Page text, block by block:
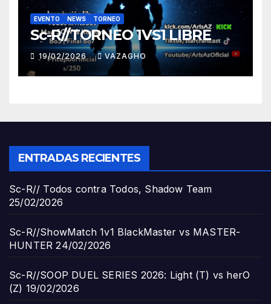
EVENTO NEWS TORNEO
Sc-R//TORNEO 1VS1 LIBRE
19/02/2026 VAZAGHO
ENTRADAS RECIENTES
Sc-R// Todos contra Todos, Shadow Team
25/02/2026
Sc-R//ShowMatch 1v1 BlackMaster vs MASTER-
HUNTER 24/02/2026
Sc-R//SOOP DUEL SERIES 2026: Light (T) vs herO
(Z) 19/02/2026